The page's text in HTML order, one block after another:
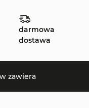
darmowa
dostawa
zawiera